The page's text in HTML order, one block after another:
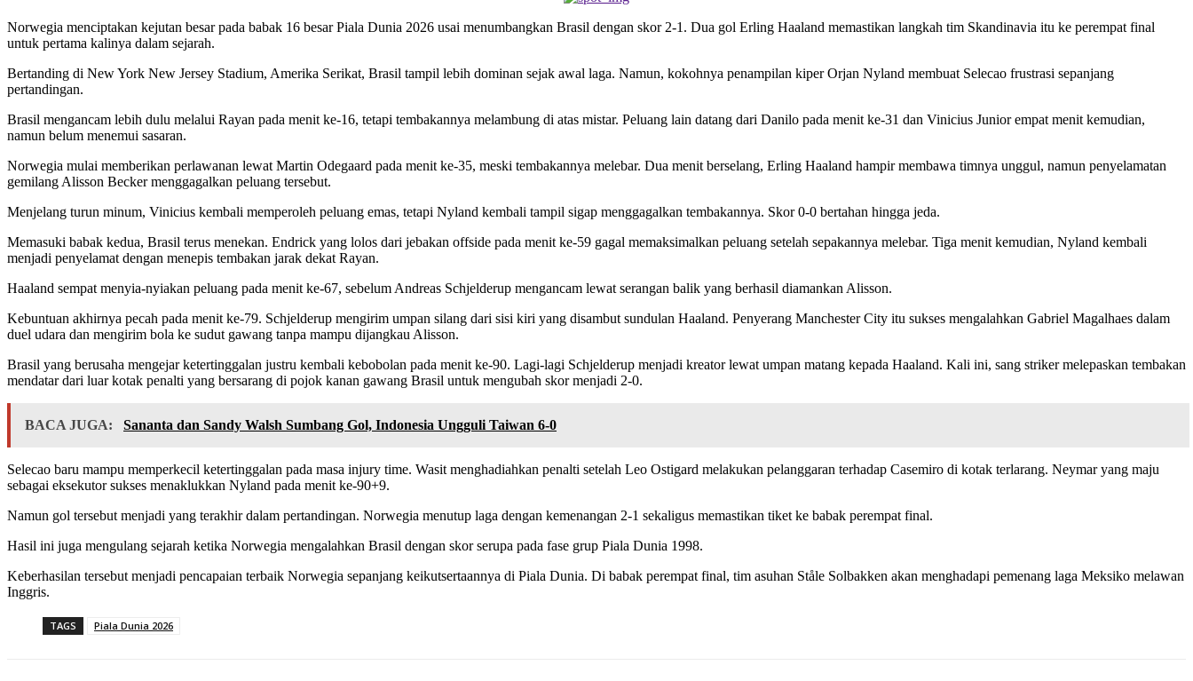
Norwegia menciptakan kejutan besar pada babak 16 besar Piala Dunia 2026 usai menumbangkan Brasil dengan skor 2-1. Dua gol Erling Haaland memastikan langkah tim Skandinavia itu ke perempat final
untuk pertama kalinya dalam sejarah.
Bertanding di New York New Jersey Stadium, Amerika Serikat, Brasil tampil lebih dominan sejak awal laga. Namun, kokohnya penampilan kiper Orjan Nyland membuat Selecao frustrasi sepanjang
pertandingan.
Brasil mengancam lebih dulu melalui Rayan pada menit ke-16, tetapi tembakannya melambung di atas mistar. Peluang lain datang dari Danilo pada menit ke-31 dan Vinicius Junior empat menit kemudian,
namun belum menemui sasaran.
Norwegia mulai memberikan perlawanan lewat Martin Odegaard pada menit ke-35, meski tembakannya melebar. Dua menit berselang, Erling Haaland hampir membawa timnya unggul, namun penyelamatan
gemilang Alisson Becker menggagalkan peluang tersebut.
Menjelang turun minum, Vinicius kembali memperoleh peluang emas, tetapi Nyland kembali tampil sigap menggagalkan tembakannya. Skor 0-0 bertahan hingga jeda.
Memasuki babak kedua, Brasil terus menekan. Endrick yang lolos dari jebakan offside pada menit ke-59 gagal memaksimalkan peluang setelah sepakannya melebar. Tiga menit kemudian, Nyland kembali
menjadi penyelamat dengan menepis tembakan jarak dekat Rayan.
Haaland sempat menyia-nyiakan peluang pada menit ke-67, sebelum Andreas Schjelderup mengancam lewat serangan balik yang berhasil diamankan Alisson.
Kebuntuan akhirnya pecah pada menit ke-79. Schjelderup mengirim umpan silang dari sisi kiri yang disambut sundulan Haaland. Penyerang Manchester City itu sukses mengalahkan Gabriel Magalhaes dalam
duel udara dan mengirim bola ke sudut gawang tanpa mampu dijangkau Alisson.
Brasil yang berusaha mengejar ketertinggalan justru kembali kebobolan pada menit ke-90. Lagi-lagi Schjelderup menjadi kreator lewat umpan matang kepada Haaland. Kali ini, sang striker melepaskan tembakan
mendatar dari luar kotak penalti yang bersarang di pojok kanan gawang Brasil untuk mengubah skor menjadi 2-0.
BACA JUGA: Sananta dan Sandy Walsh Sumbang Gol, Indonesia Ungguli Taiwan 6-0
Selecao baru mampu memperkecil ketertinggalan pada masa injury time. Wasit menghadiahkan penalti setelah Leo Ostigard melakukan pelanggaran terhadap Casemiro di kotak terlarang. Neymar yang maju
sebagai eksekutor sukses menaklukkan Nyland pada menit ke-90+9.
Namun gol tersebut menjadi yang terakhir dalam pertandingan. Norwegia menutup laga dengan kemenangan 2-1 sekaligus memastikan tiket ke babak perempat final.
Hasil ini juga mengulang sejarah ketika Norwegia mengalahkan Brasil dengan skor serupa pada fase grup Piala Dunia 1998.
Keberhasilan tersebut menjadi pencapaian terbaik Norwegia sepanjang keikutsertaannya di Piala Dunia. Di babak perempat final, tim asuhan Ståle Solbakken akan menghadapi pemenang laga Meksiko melawan
Inggris.
TAGS Piala Dunia 2026